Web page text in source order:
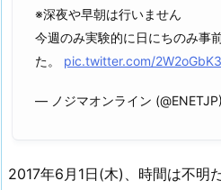
※深夜や早朝は行いません
今週のみ実験的に日にちのみ事
た。 pic.twitter.com/
— ノジマオンライン (@ENETJP)
2017年6月1日(木)、時間は不明